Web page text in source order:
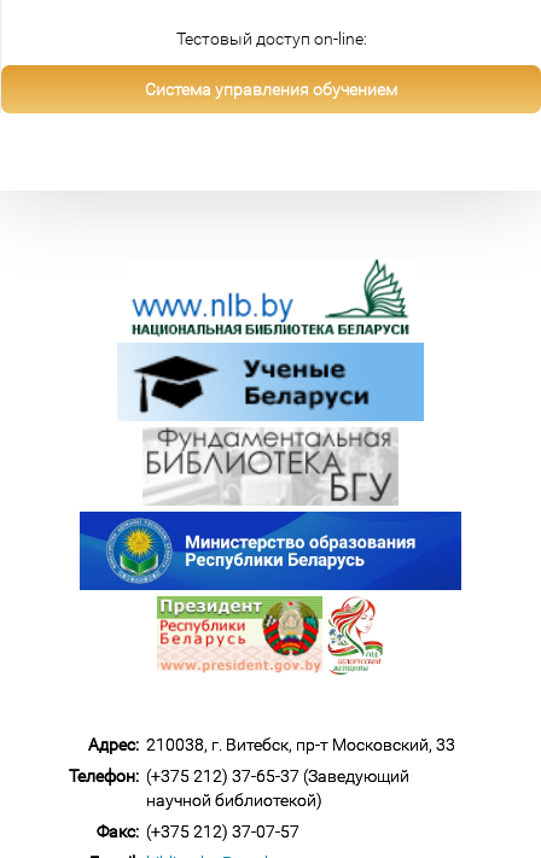
Тестовый доступ on-line:
Система управления обучением
Адрес: 210038, г. Витебск, пр-т Московский, 33
Телефон: (+375 212) 37-65-37 (Заведующий
научной библиотекой)
Факс: (+375 212) 37-07-57